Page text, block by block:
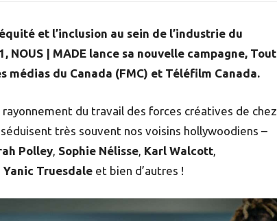
et l’inclusion au sein de l’industrie du
NOUS | MADE lance sa nouvelle campagne, Tout
médias du Canada (FMC) et Téléfilm Canada.
du travail des forces créatives de chez
très souvent nos voisins hollywoodiens –
Polley, Sophie Nélisse, Karl Walcott,
Yanic Truesdale et bien d’autres !